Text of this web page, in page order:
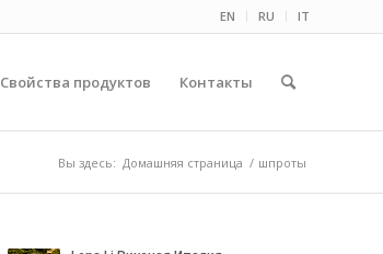
EN RU IT
Свойства продуктов Контакты
Вы здесь: Домашняя страница / шпроты